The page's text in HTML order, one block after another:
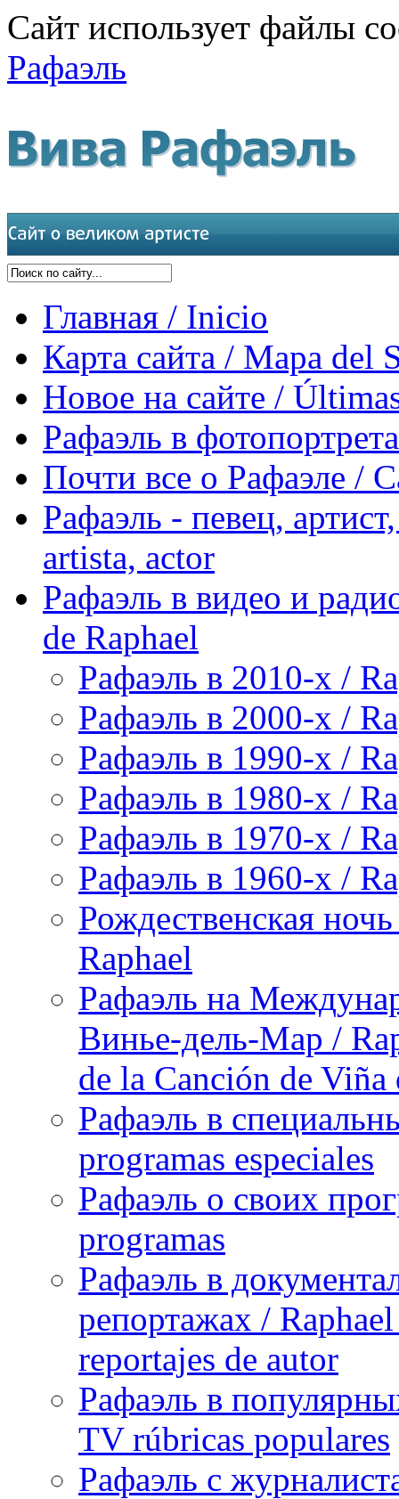
Сайт использует файлы
Рафаэль
Главная / Inicio
Карта сайта / Mapa del
Новое на сайте /
Рафаэль в
Почти все о Рафаэле /
Рафаэль - певец,
artista, actor
Рафаэль в видео и
de Raphael
Рафаэль в 2010-х /
Рафаэль в 2000-х /
Рафаэль в 1990-х /
Рафаэль в 1980-х /
Рафаэль в 1970-х /
Рафаэль в 1960-х /
Рождественская
Raphael
Рафаэль на
Винье-дель-Мар /
de la Canción de
Рафаэль в
programas especiales
Рафаэль о своих
programas
Рафаэль в
репортажах /
reportajes de autor
Рафаэль в
TV rúbricas populares
Рафаэль с